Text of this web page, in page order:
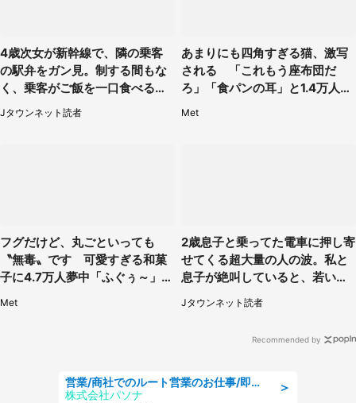
4歳次女が新幹線で、隣の乗客
の駅弁をガン見。制する間もな
く、乗客がご飯を一口食べると
（茨城県・50代女性）
Jタウンネット読者
あまりにも四角すぎる猫、激写
される 「これもう座布団だ
ろ」「食パンの耳」と1.4万人困
Met
フグだけど、丸ごといっても
〝無毒〟です 可愛すぎる和菓
子に4.7万人夢中「ふぐぅ～」
Met
2歳息子と乗ってた電車に押し寄
せてくる超大量の人の波。私と
息子が絶叫していると、若いカ
ップルの乗客が...（東京都・60
代女性）
Jタウンネット読者
Recommended by
＞
営業/商社でのルート営業のお仕事/即日勤務可/車通勤可/営業
株式会社パソナ